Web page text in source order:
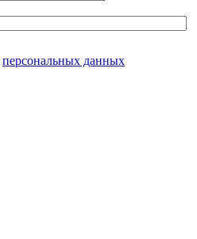
персональных данных